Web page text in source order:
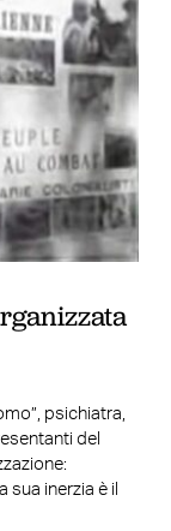
psichiatra,
del
sua inerzia è il